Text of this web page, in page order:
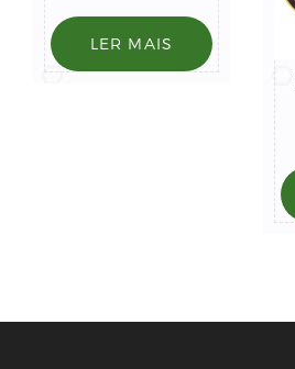
LER MAIS